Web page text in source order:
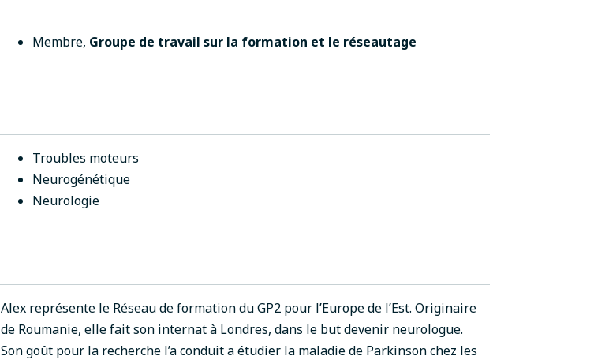
Membre, Groupe de travail sur la formation et le réseautage
Troubles moteurs
Neurogénétique
Neurologie
Alex représente le Réseau de formation du GP2 pour l’Europe de l’Est. Originaire
de Roumanie, elle fait son internat à Londres, dans le but devenir neurologue.
Son goût pour la recherche l’a conduit a étudier la maladie de Parkinson chez les